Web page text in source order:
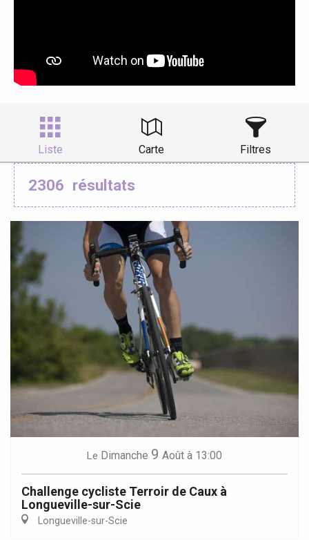
Liste Carte Filtres
2306 résultats
Le Dimanche 9 Août à 13:00
Challenge cycliste Terroir de Caux à
Longueville-sur-Scie
Longueville-sur-Scie